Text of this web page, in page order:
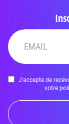
J'accepte de
votre